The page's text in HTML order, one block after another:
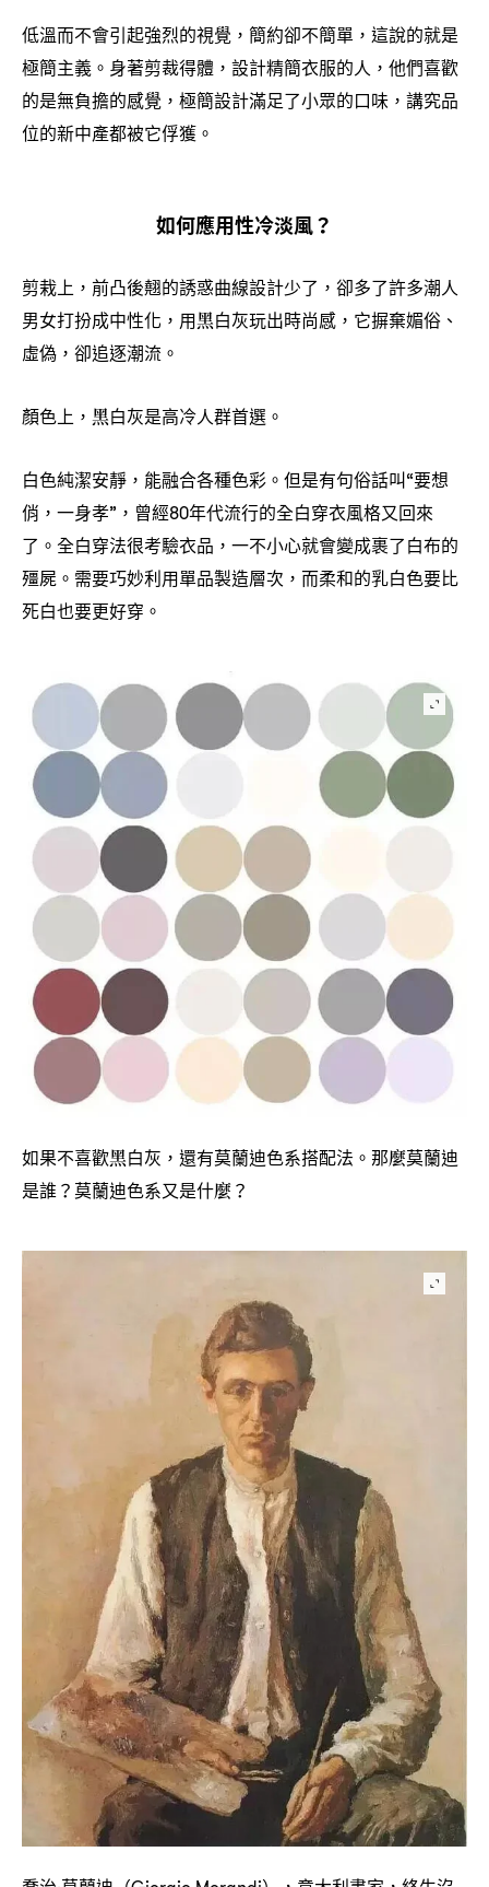
低溫而不會引起強烈的視覺 ， 簡約卻不簡單 ， 這說的就是
極簡主義。身著剪裁得體 ， 設計精簡衣服的人 ， 他們喜歡
的是無負擔的感覺 ， 極簡設計滿足了小眾的口味 ， 講究品
位的新中產都被它俘獲。
如何應用性冷淡風？
剪栽上 ， 前凸後翹的誘惑曲線設計少了 ， 卻多了許多潮人
男女打扮成中性化 ， 用黑白灰玩出時尚感 ， 它摒棄媚俗、
虛偽 ， 卻追逐潮流。
顏色上 ， 黑白灰是高冷人群首選。
白色純潔安靜 ， 能融合各種色彩。但是有句俗話叫“要想
俏 ， 一身孝”， 曾經80年代流行的全白穿衣風格又回來
了。全白穿法很考驗衣品 ， 一不小心就會變成裹了白布的
殭屍。需要巧妙利用單品製造層次 ， 而柔和的乳白色要比
死白也要更好穿。
如果不喜歡黑白灰 ， 還有莫蘭迪色系搭配法。那麼莫蘭迪
是誰？ 莫蘭迪色系又是什麼？